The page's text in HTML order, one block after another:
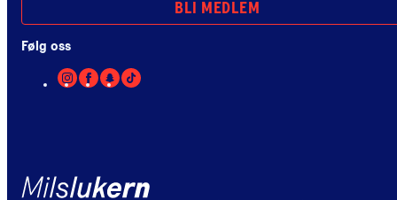
BLI MEDLEM
Følg oss